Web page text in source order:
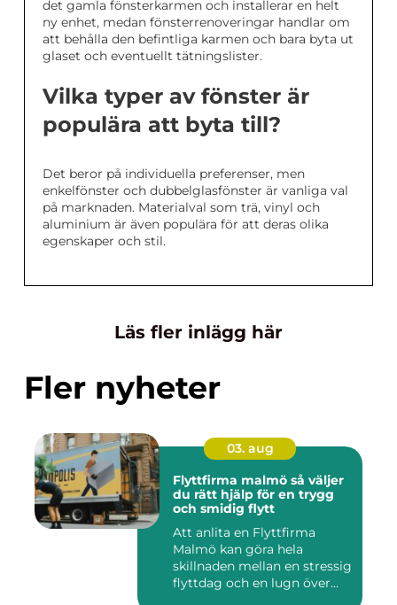
det gamla fönsterkarmen och installerar en helt
ny enhet, medan fönsterrenoveringar handlar om
att behålla den befintliga karmen och bara byta ut
glaset och eventuellt tätningslister.
Vilka typer av fönster är
populära att byta till?
Det beror på individuella preferenser, men
enkelfönster och dubbelglasfönster är vanliga val
på marknaden. Materialval som trä, vinyl och
aluminium är även populära för att deras olika
egenskaper och stil.
Läs fler inlägg här
Fler nyheter
03. aug
Flyttfirma malmö så väljer
du rätt hjälp för en trygg
och smidig flytt
Att anlita en Flyttfirma
Malmö kan göra hela
skillnaden mellan en stressig
flyttdag och en lugn över...